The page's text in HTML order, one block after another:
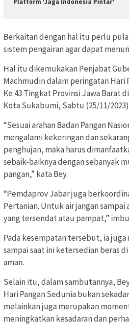
Berkaitan dengan hal itu perlu
sistem pengairan agar dapat
Hal itu dikemukakan Penjabat
Machmudin dalam peringatan Hari
Ke 43 Tingkat Provinsi Jawa Barat
Kota Sukabumi, Sabtu (25/11/
“Sesuai arahan Badan Pangan
mengalami kekeringan dan
penghujan, maka harus
sebaik-baiknya dengan sebanyak
pangan,” kata Bey.
“Pemdaprov Jabar juga
Pertanian. Untuk air jangan sampai
yang tersendat atau pampat,”
Pada kesempatan tersebut, ia
sampai saat ini ketersedian beras
aman.
Selain itu, dalam sambutannya,
Hari Pangan Sedunia bukan
melainkan juga merupakan
meningkatkan kesadaran dan